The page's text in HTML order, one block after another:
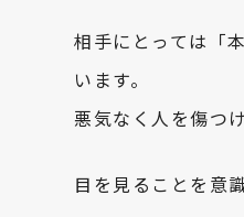
相手にとっては「
います。
悪気なく人を傷つ
目を見ることを意